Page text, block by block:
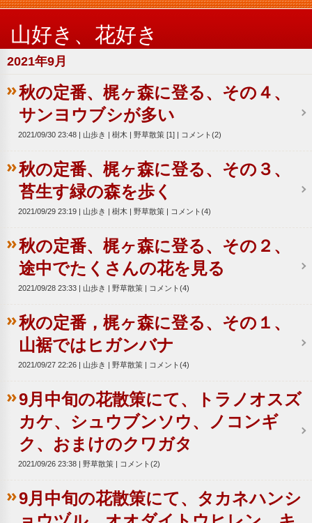
山好き、花好き
2021年9月
秋の定番、梶ヶ森に登る、その４、
サンヨウブシが多い
2021/09/30 23:48 山歩き 樹木 野草散策 [1] コメント(2)
秋の定番、梶ヶ森に登る、その３、
苔生す緑の森を歩く
2021/09/29 23:19 山歩き 樹木 野草散策 コメント(4)
秋の定番、梶ヶ森に登る、その２、
途中でたくさんの花を見る
2021/09/28 23:33 山歩き 野草散策 コメント(4)
秋の定番，梶ヶ森に登る、その１、
山裾ではヒガンバナ
2021/09/27 22:26 山歩き 野草散策 コメント(4)
9月中旬の花散策にて、トラノオスズ
カケ、シュウブンソウ、ノコンギ
ク、おまけのクワガタ
2021/09/26 23:38 野草散策 コメント(2)
9月中旬の花散策にて、タカネハンシ